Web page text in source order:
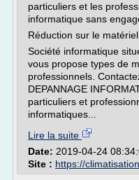
particuliers et les
informatique sans
Réduction sur le
Société informatique
vous propose types de
professionnels.
DEPANNAGE
particuliers et
informatiques...
Lire la suite
Date: 2019-04-24
Site : https://